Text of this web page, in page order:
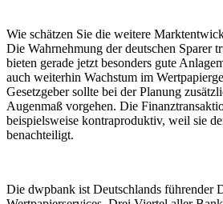
Wie schätzen Sie die weitere
Die Wahrnehmung der deutschen Sparer
bieten gerade jetzt besonders gute
auch weiterhin Wachstum im
Gesetzgeber sollte bei der Planung
Augenmaß vorgehen. Die
beispielsweise kontraproduktiv, weil sie
benachteiligt.
Die dwpbank ist Deutschlands führender